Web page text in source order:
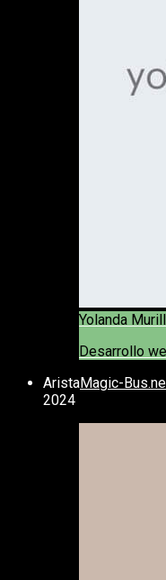
Yolanda
Desarrollo
AristaMagic-
2024